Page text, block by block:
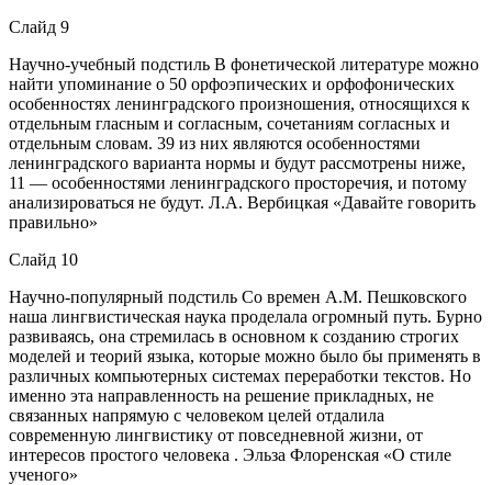
Слайд 9
Научно-учебный подстиль В фонетической литературе можно
найти упоминание о 50 орфоэпических и орфофонических
особенностях ленинградского произношения, относящихся к
отдельным гласным и согласным, сочетаниям согласных и
отдельным словам. 39 из них являются особенностями
ленинградского варианта нормы и будут рассмотрены ниже,
11 — особенностями ленинградского просторечия, и потому
анализироваться не будут. Л.А. Вербицкая «Давайте говорить
правильно»
Слайд 10
Научно-популярный подстиль Со времен А.М. Пешковского
наша лингвистическая наука проделала огромный путь. Бурно
развиваясь, она стремилась в основном к созданию строгих
моделей и теорий языка, которые можно было бы применять в
различных компьютерных системах переработки текстов. Но
именно эта направленность на решение прикладных, не
связанных напрямую с человеком целей отдалила
современную лингвистику от повседневной жизни, от
интересов простого человека . Эльза Флоренская «О стиле
ученого»